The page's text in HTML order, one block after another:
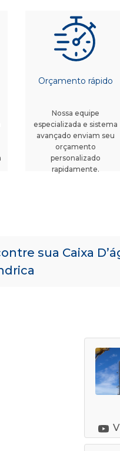
Orçamento rápido
Nossa equipe
especializada e sistema
avançado enviam seu
orçamento
personalizado
rapidamente.
sua Caixa